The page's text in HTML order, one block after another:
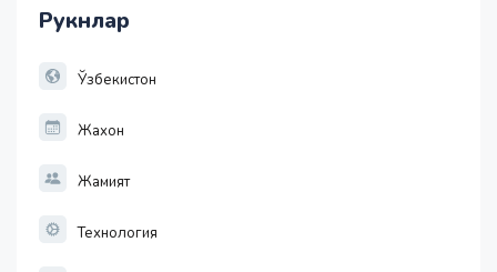
1 EUR
Рукнлар
Ўзбекистон
Жахон
Жамият
Технология